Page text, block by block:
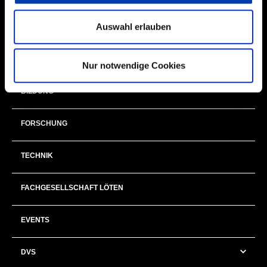
Auswahl erlauben
Nur notwendige Cookies
BILDUNG
FORSCHUNG
TECHNIK
FACHGESELLSCHAFT LÖTEN
EVENTS
DVS